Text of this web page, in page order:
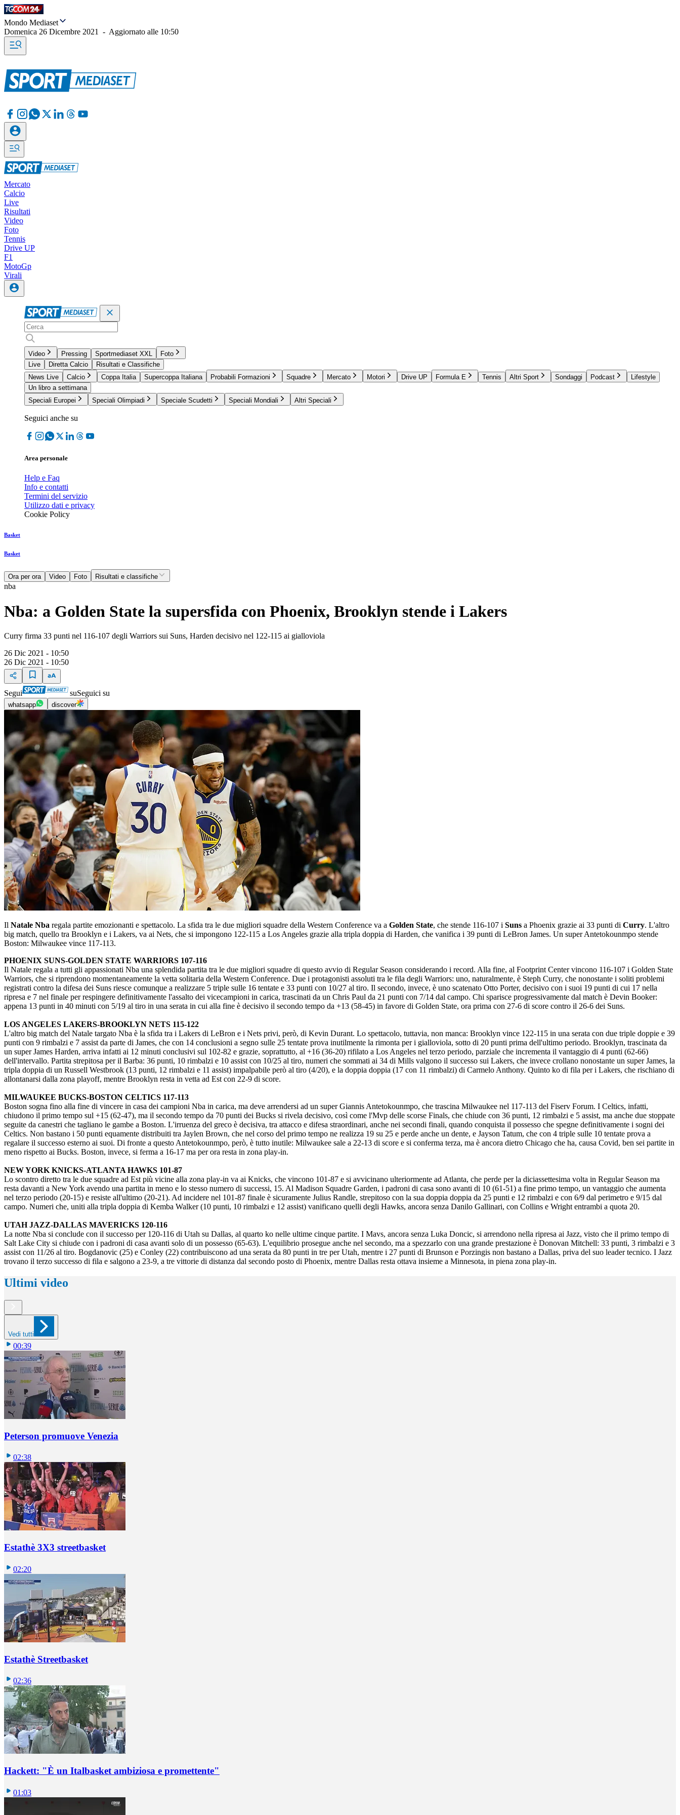
Mondo Mediaset
Domenica 26 Dicembre 2021
- Aggiornato alle 10:50
Mercato
Calcio
Live
Risultati
Video
Foto
Tennis
Drive UP
F1
MotoGp
Virali
Video Pressing Sportmediaset XXL
Foto
Live
Diretta Calcio
Risultati e Classifiche
News Live
Calcio Coppa Italia Supercoppa Italiana Probabili Formazioni Squadre Mercato Motori Drive UP Formula E Tennis Altri Sport Sondaggi Podcast
Lifestyle
Un libro a settimana
Speciali Europei
Speciali Olimpiadi Speciale Scudetti Speciali Mondiali Altri Speciali
Seguici anche su
Area personale
Help e Faq
Info e contatti
Termini del servizio
Utilizzo dati e privacy
Cookie Policy
Basket
Basket
Ora per ora Video Foto Risultati e classifiche
nba
Nba: a Golden State la supersfida con Phoenix, Brooklyn stende i Lakers
Curry firma 33 punti nel 116-107 degli Warriors sui Suns, Harden decisivo nel 122-115 ai gialloviola
26 Dic 2021 - 10:50
26 Dic 2021 - 10:50
Segui suSeguici su
whatsapp discover
Il Natale Nba regala partite emozionanti e spettacolo. La sfida tra le due migliori squadre della Western Conference va a Golden State, che stende 116-107 i Suns a Phoenix grazie ai 33 punti di Curry. L'altro
big match, quello tra Brooklyn e i Lakers, va ai Nets, che si impongono 122-115 a Los Angeles grazie alla tripla doppia di Harden, che vanifica i 39 punti di LeBron James. Un super Antetokounmpo stende
Boston: Milwaukee vince 117-113.
PHOENIX SUNS-GOLDEN STATE WARRIORS 107-116
Il Natale regala a tutti gli appassionati Nba una splendida partita tra le due migliori squadre di questo avvio di Regular Season considerando i record. Alla fine, al Footprint Center vincono 116-107 i Golden State
Warriors, che si riprendono momentaneamente la vetta solitaria della Western Conference. Due i protagonisti assoluti tra le fila degli Warriors: uno, naturalmente, è Steph Curry, che nonostante i soliti problemi
registrati contro la difesa dei Suns riesce comunque a realizzare 5 triple sulle 16 tentate e 33 punti con 10/27 al tiro. Il secondo, invece, è uno scatenato Otto Porter, decisivo con i suoi 19 punti di cui 17 nella
ripresa e 7 nel finale per respingere definitivamente l'assalto dei vicecampioni in carica, trascinati da un Chris Paul da 21 punti con 7/14 dal campo. Chi sparisce progressivamente dal match è Devin Booker:
appena 13 punti in 40 minuti con 5/19 al tiro in una serata in cui alla fine è decisivo il secondo tempo da +13 (58-45) in favore di Golden State, ora prima con 27-6 di score contro il 26-6 dei Suns.
LOS ANGELES LAKERS-BROOKLYN NETS 115-122
L'altro big match del Natale targato Nba è la sfida tra i Lakers di LeBron e i Nets privi, però, di Kevin Durant. Lo spettacolo, tuttavia, non manca: Brooklyn vince 122-115 in una serata con due triple doppie e 39
punti con 9 rimbalzi e 7 assist da parte di James, che con 14 conclusioni a segno sulle 25 tentate prova inutilmente la rimonta per i gialloviola, sotto di 20 punti prima dell'ultimo periodo. Brooklyn, trascinata da
un super James Harden, arriva infatti ai 12 minuti conclusivi sul 102-82 e grazie, soprattutto, al +16 (36-20) rifilato a Los Angeles nel terzo periodo, parziale che incrementa il vantaggio di 4 punti (62-66)
dell'intervallo. Partita strepitosa per il Barba: 36 punti, 10 rimbalzi e 10 assist con 10/25 al tiro, numeri che sommati ai 34 di Mills valgono il successo sui Lakers, che invece crollano nonostante un super James, la
tripla doppia di un Russell Westbrook (13 punti, 12 rimbalzi e 11 assist) impalpabile però al tiro (4/20), e la doppia doppia (17 con 11 rimbalzi) di Carmelo Anthony. Quinto ko di fila per i Lakers, che rischiano di
allontanarsi dalla zona playoff, mentre Brooklyn resta in vetta ad Est con 22-9 di score.
MILWAUKEE BUCKS-BOSTON CELTICS 117-113
Boston sogna fino alla fine di vincere in casa dei campioni Nba in carica, ma deve arrendersi ad un super Giannis Antetokounmpo, che trascina Milwaukee nel 117-113 del Fiserv Forum. I Celtics, infatti,
chiudono il primo tempo sul +15 (62-47), ma il secondo tempo da 70 punti dei Bucks si rivela decisivo, così come l'Mvp delle scorse Finals, che chiude con 36 punti, 12 rimbalzi e 5 assist, ma anche due stoppate
seguite da canestri che tagliano le gambe a Boston. L'irruenza del greco è decisiva, tra attacco e difesa straordinari, anche nei secondi finali, quando conquista il possesso che spegne definitivamente i sogni dei
Celtics. Non bastano i 50 punti equamente distribuiti tra Jaylen Brown, che nel corso del primo tempo ne realizza 19 su 25 e perde anche un dente, e Jayson Tatum, che con 4 triple sulle 10 tentate prova a
regalare il successo esterno ai suoi. Di fronte a questo Antetokounmpo, però, è tutto inutile: Milwaukee sale a 22-13 di score e si conferma terza, ma è ancora dietro Chicago che ha, causa Covid, ben sei partite in
meno rispetto ai Bucks. Boston, invece, si ferma a 16-17 ma per ora resta in zona play-in.
NEW YORK KNICKS-ATLANTA HAWKS 101-87
Lo scontro diretto tra le due squadre ad Est più vicine alla zona play-in va ai Knicks, che vincono 101-87 e si avvicinano ulteriormente ad Atlanta, che perde per la diciassettesima volta in Regular Season ma
resta davanti a New York avendo una partita in meno e lo stesso numero di successi, 15. Al Madison Squadre Garden, i padroni di casa sono avanti di 10 (61-51) a fine primo tempo, un vantaggio che aumenta
nel terzo periodo (20-15) e resiste all'ultimo (20-21). Ad incidere nel 101-87 finale è sicuramente Julius Randle, strepitoso con la sua doppia doppia da 25 punti e 12 rimbalzi e con 6/9 dal perimetro e 9/15 dal
campo. Numeri che, uniti alla tripla doppia di Kemba Walker (10 punti, 10 rimbalzi e 12 assist) vanificano quelli degli Hawks, ancora senza Danilo Gallinari, con Collins e Wright entrambi a quota 20.
UTAH JAZZ-DALLAS MAVERICKS 120-116
La notte Nba si conclude con il successo per 120-116 di Utah su Dallas, al quarto ko nelle ultime cinque partite. I Mavs, ancora senza Luka Doncic, si arrendono nella ripresa ai Jazz, visto che il primo tempo di
Salt Lake City si chiude con i padroni di casa avanti solo di un possesso (65-63). L'equilibrio prosegue anche nel secondo, ma a spezzarlo con una grande prestazione è Donovan Mitchell: 33 punti, 3 rimbalzi e 3
assist con 11/26 al tiro. Bogdanovic (25) e Conley (22) contribuiscono ad una serata da 80 punti in tre per Utah, mentre i 27 punti di Brunson e Porzingis non bastano a Dallas, priva del suo leader tecnico. I Jazz
trovano il terzo successo di fila e salgono a 23-9, a tre vittorie di distanza dal secondo posto di Phoenix, mentre Dallas resta ottava insieme a Minnesota, in piena zona play-in.
Ultimi video
Vedi tutti
00:39
Peterson promuove Venezia
02:38
Estathè 3X3 streetbasket
02:20
Estathè Streetbasket
02:36
Hackett: "È un Italbasket ambiziosa e promettente"
01:03